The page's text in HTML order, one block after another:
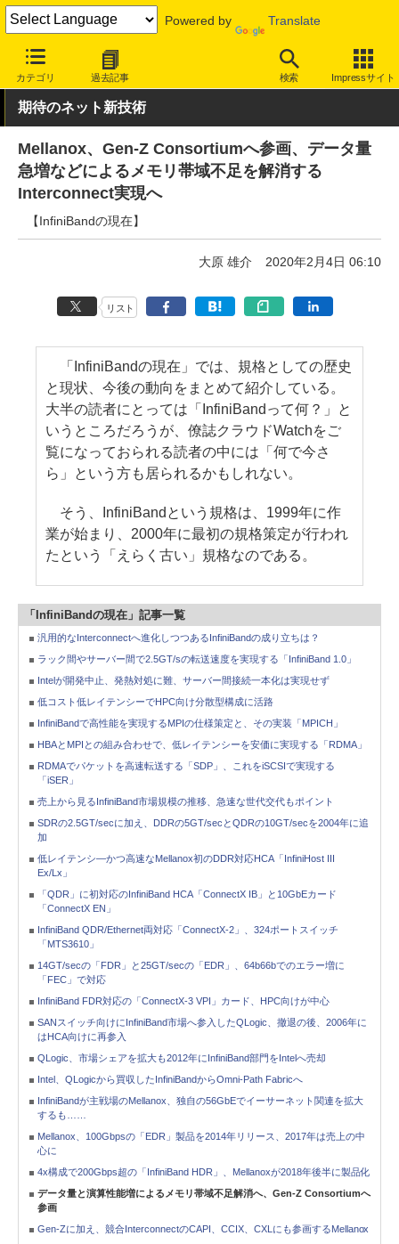
Powered by Translate
カテゴリ 過去記事 検索 Impressサイト
INTERNET Watch トピック 技術/規格
期待のネット新技術
Mellanox、Gen-Z Consortiumへ参画、データ量
急増などによるメモリ帯域不足を解消する
Interconnect実現へ
【InfiniBandの現在】
大原 雄介 2020年2月4日 06:10
リスト
「InfiniBandの現在」では、規格としての歴史
と現状、今後の動向をまとめて紹介している。
大半の読者にとっては「InfiniBandって何？」と
いうところだろうが、僚誌クラウドWatchをご
覧になっておられる読者の中には「何で今さ
ら」という方も居られるかもしれない。
そう、InfiniBandという規格は、1999年に作
業が始まり、2000年に最初の規格策定が行われ
たという「えらく古い」規格なのである。
「InfiniBandの現在」記事一覧
汎用的なInterconnectへ進化しつつあるInfiniBandの成り立ちは？
ラック間やサーバー間で2.5GT/sの転送速度を実現する「InfiniBand 1.0」
Intelが開発中止、発熱対処に難、サーバー間接続一本化は実現せず
低コスト低レイテンシーでHPC向け分散型構成に活路
InfiniBandで高性能を実現するMPIの仕様策定と、その実装「MPICH」
HBAとMPIとの組み合わせで、低レイテンシーを安価に実現する「RDMA」
RDMAでパケットを高速転送する「SDP」、これをiSCSIで実現する
「iSER」
売上から見るInfiniBand市場規模の推移、急速な世代交代もポイント
SDRの2.5GT/secに加え、DDRの5GT/secとQDRの10GT/secを2004年に追
加
低レイテンシ―かつ高速なMellanox初のDDR対応HCA「InfiniHost III
Ex/Lx」
「QDR」に初対応のInfiniBand HCA「ConnectX IB」と10GbEカード
「ConnectX EN」
InfiniBand QDR/Ethernet両対応「ConnectX-2」、324ポートスイッチ
「MTS3610」
14GT/secの「FDR」と25GT/secの「EDR」、64b66bでのエラー増に
「FEC」で対応
InfiniBand FDR対応の「ConnectX-3 VPI」カード、HPC向けが中心
SANスイッチ向けにInfiniBand市場へ参入したQLogic、撤退の後、2006年に
はHCA向けに再参入
QLogic、市場シェアを拡大も2012年にInfiniBand部門をIntelへ売却
Intel、QLogicから買収したInfiniBandからOmni-Path Fabricへ
InfiniBandが主戦場のMellanox、独自の56GbEでイーサーネット関連を拡大
するも……
Mellanox、100Gbpsの「EDR」製品を2014年リリース、2017年は売上の中
心に
4x構成で200Gbps超の「InfiniBand HDR」、Mellanoxが2018年後半に製品化
データ量と演算性能増によるメモリ帯域不足解消へ、Gen-Z Consortiumへ
参画
Gen-Zに加え、競合InterconnectのCAPI、CCIX、CXLにも参画するMellanox